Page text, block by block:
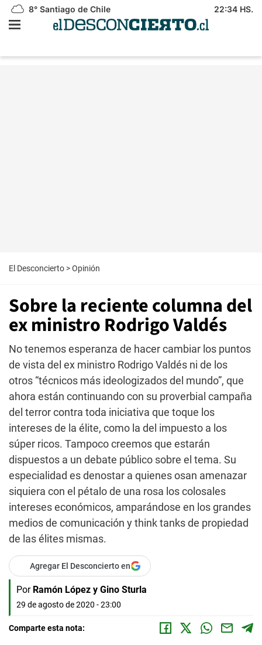
8° Santiago de Chile 22:34 HS.
El Desconcierto >Opinión
Sobre la reciente columna del
ex ministro Rodrigo Valdés
No tenemos esperanza de hacer cambiar los puntos
de vista del ex ministro Rodrigo Valdés ni de los
otros “técnicos más ideologizados del mundo”, que
ahora están continuando con su proverbial campaña
del terror contra toda iniciativa que toque los
intereses de la élite, como la del impuesto a los
súper ricos. Tampoco creemos que estarán
dispuestos a un debate público sobre el tema. Su
especialidad es denostar a quienes osan amenazar
siquiera con el pétalo de una rosa los colosales
intereses económicos, amparándose en los grandes
medios de comunicación y think tanks de propiedad
de las élites mismas.
Agregar El Desconcierto en
Por Ramón López y Gino Sturla
29 de agosto de 2020 - 23:00
Comparte esta nota: